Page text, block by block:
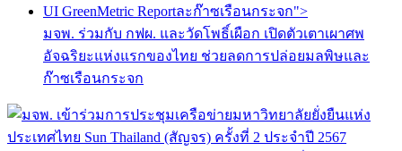
UI GreenMetric Reportละก๊าซเรือนกระจก">
มจพ. ร่วมกับ กฟผ. และวัดโพธิ์เผือก เปิดตัวเตาเผาศพ
อัจฉริยะแห่งแรกของไทย ช่วยลดการปล่อยมลพิษและ
ก๊าซเรือนกระจก